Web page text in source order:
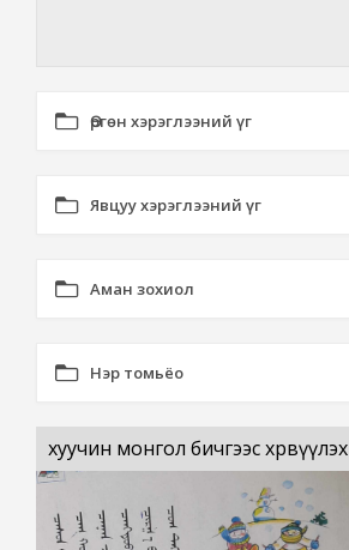
Өргөн хэрэглээний үг
Явцуу хэрэглээний үг
Аман зохиол
Нэр томьёо
хуучин монгол бичгээс хөрвүүлэх